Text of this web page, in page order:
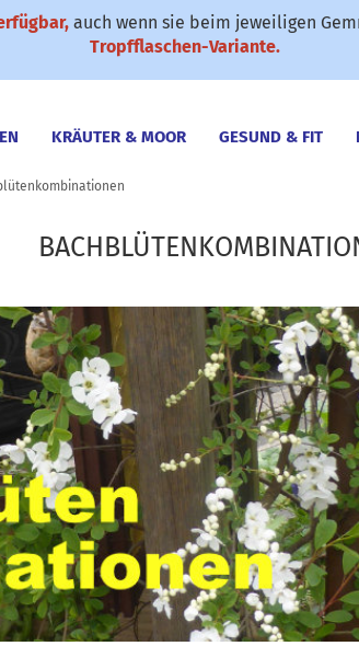
✆ 0911-61 79 25
auch wenn sie beim jeweiligen
Tropfflaschen-Variante.
KRÄUTER & MOOR GESUND & FIT
TIERPRODUKTE